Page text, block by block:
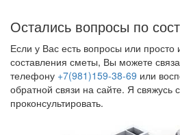
Остались вопросы по
Если у Вас есть вопросы или просто
составления сметы, Вы можете
телефону +7(981)159-38-69 или
обратной связи на сайте. Я свяжусь
проконсультировать.